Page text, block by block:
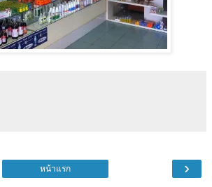
›
หน้าแรก